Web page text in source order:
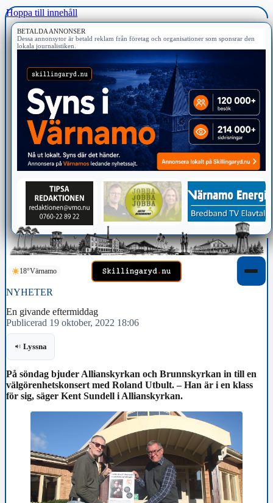
Hoppa till innehåll
BETALDA ANNONSER
Dessa annonsytor är betald reklam från företag och organisationer som sponsrar den
lokala journalistiken.
18°Värnamo
NYHETER
En givande eftermiddag
Publicerad 19 oktober, 2022 18:06
Lyssna
På söndag bjuder Allianskyrkan och Brunnskyrkan in till en
välgörenhetskonsert med Roland Utbult. – Han är i en klass
för sig, säger Kent Sundell i Allianskyrkan.